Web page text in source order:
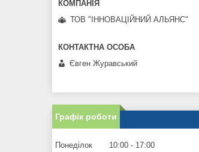
ТОВ "ІННОВАЦІЙНИЙ АЛЬЯНС"
Євген Журавський
Графік роботи
Понеділок 10:00
17:00